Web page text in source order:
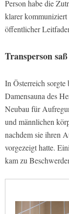
Person habe die
klarer kommuniziert
öffentlicher
Transperson
In Österreich
Damensauna des
Neubau für
und männlichen
nachdem sie ihren
vorgezeigt hatte.
kam zu